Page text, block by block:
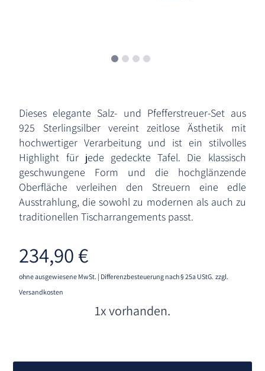
Dieses elegante Salz- und Pfefferstreuer-Set aus
925 Sterlingsilber vereint zeitlose Ästhetik mit
hochwertiger Verarbeitung und ist ein stilvolles
Highlight für jede gedeckte Tafel. Die klassisch
geschwungene Form und die hochglänzende
Oberfläche verleihen den Streuern eine edle
Ausstrahlung, die sowohl zu modernen als auch zu
traditionellen Tischarrangements passt.
234,90€
ohne ausgewiesene MwSt. | Differenzbesteuerung nach § 25a UStG. zzgl.
Versandkosten
1x vorhanden.